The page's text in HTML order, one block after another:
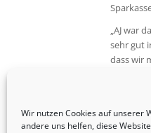
Wir nutzen Cookies auf unserer
andere uns helfen, diese
„AJ war
sehr gut
dass wir